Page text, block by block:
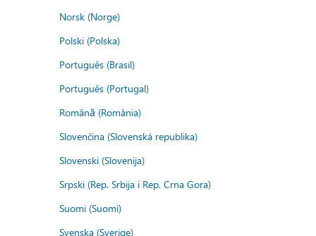
Norsk (Norge)
Polski (Polska)
Português (Brasil)
Português (Portugal)
Română (România)
Slovenčina (Slovenská republika)
Slovenski (Slovenija)
Srpski (Rep. Srbija i Rep. Crna Gora)
Suomi (Suomi)
Svenska (Sverige)